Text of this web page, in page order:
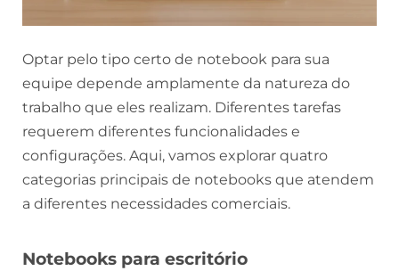
Optar pelo tipo certo de notebook para sua
equipe depende amplamente da natureza do
trabalho que eles realizam. Diferentes tarefas
requerem diferentes funcionalidades e
configurações. Aqui, vamos explorar quatro
categorias principais de notebooks que atendem
a diferentes necessidades comerciais.
Notebooks para escritório